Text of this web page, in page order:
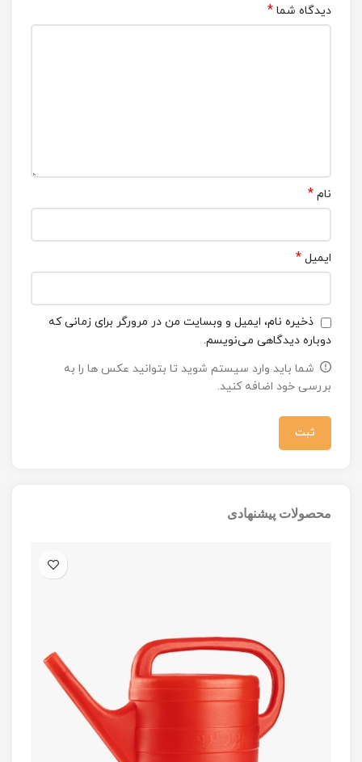
دیدگاه شما *
نام *
ایمیل *
ذخیره نام، ایمیل و وبسایت من در مرورگر برای زمانی که
دوباره دیدگاهی می‌نویسم.
شما باید وارد سیستم شوید تا بتوانید عکس ها را به
بررسی خود اضافه کنید.
محصولات پیشنهادی